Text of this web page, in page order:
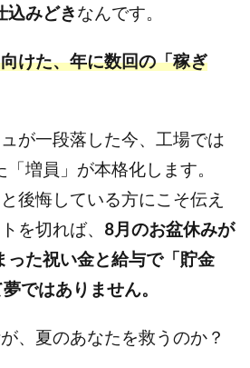
込みどきなんです。
けた、年に数回の「稼ぎ
が一段落した今、工場では
増員」が本格化します。
後悔している方にこそ伝え
を切れば、 8月のお盆休みが
った祝い金と給与で「貯金
ではありません。
、夏のあなたを救うのか？